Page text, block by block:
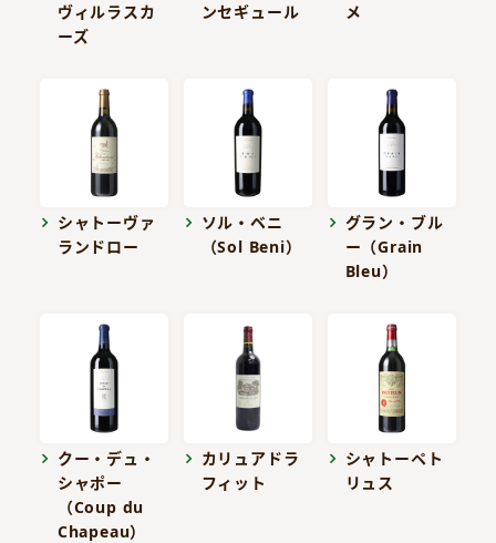
ヴィルラスカ
ーズ
ンセギュール
メ
シャトーヴァ
ランドロー
ソル・ベニ
（Sol Beni）
グラン・ブル
ー（Grain
Bleu）
クー・デュ・
シャポー
（Coup du
Chapeau）
カリュアドラ
フィット
シャトーペト
リュス